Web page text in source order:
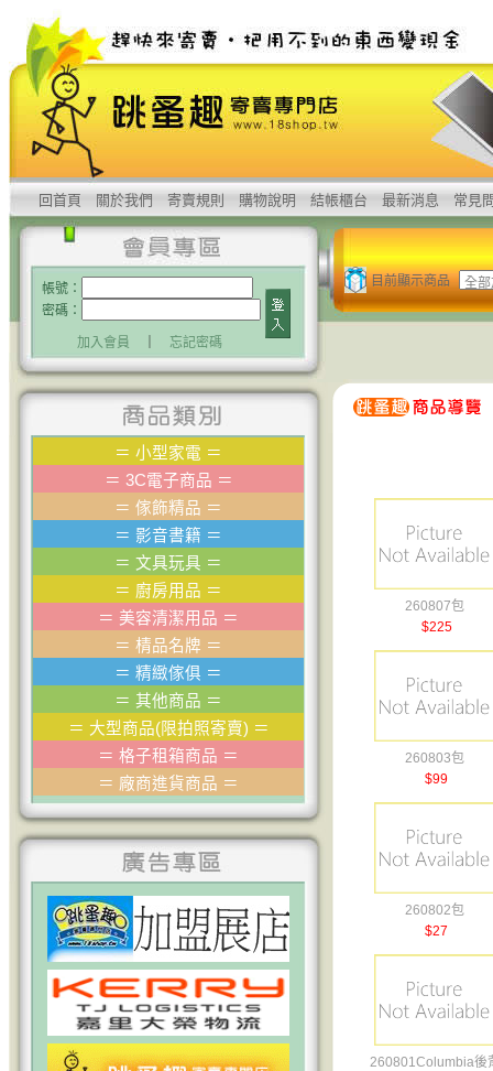
回首頁 關於我們 寄賣規則 購物說明 結帳櫃台 最新消息 常見
帳號：
密碼：
加入會員 忘記密碼
目前顯示商品
＝ 小型家電 ＝
＝ 3C電子商品 ＝
＝ 傢飾精品 ＝
＝ 影音書籍 ＝
＝ 文具玩具 ＝
＝ 廚房用品 ＝
＝ 美容清潔用品 ＝
＝ 棈品名牌 ＝
＝ 精緻傢俱 ＝
＝ 其他商品 ＝
＝ 大型商品(限拍照寄賣) ＝
＝ 格子租箱商品 ＝
＝ 廠商進貨商品 ＝
260807包
$225
260803包
$99
260802包
$27
260801Columbia後